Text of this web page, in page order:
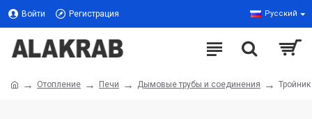
Войти Регистрация Русский
Отопление Печи Дымовые трубы и соединения